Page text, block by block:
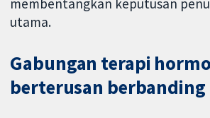
membentangkan keputusan
utama.
Gabungan terapi
berterusan berbanding